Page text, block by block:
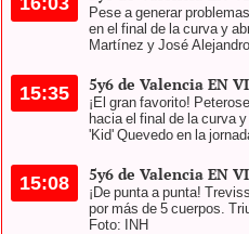
Pese a generar
en el final de la curva y
Martínez y José
15:35 5y6 de Valencia EN
¡El gran favorito!
hacia el final de la curva
'Kid' Quevedo en la
15:08 5y6 de Valencia EN
¡De punta a punta!
por más de 5 cuerpos.
Foto: INH